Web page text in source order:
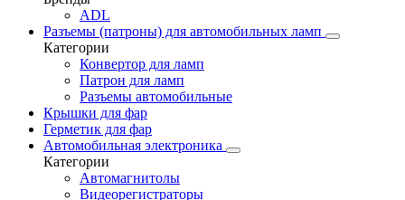
ADL
Разъемы (патроны) для автомобильных ламп
Категории
Конвертор для ламп
Патрон для ламп
Разъемы автомобильные
Крышки для фар
Герметик для фар
Автомобильная электроника
Категории
Автомагнитолы
Видеорегистраторы